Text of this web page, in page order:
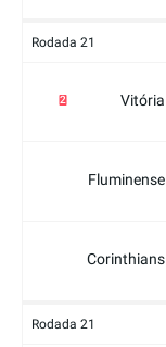
Rodada 21
Vitória
2
Fluminense
Corinthians
Rodada 21